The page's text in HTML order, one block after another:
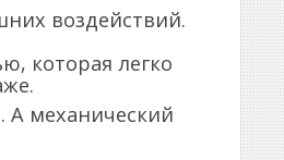
воздействий.
которая легко
А механический